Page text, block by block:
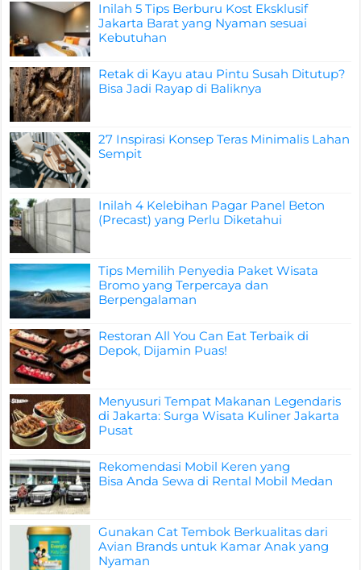
Inilah 5 Tips Berburu Kost Eksklusif
Jakarta Barat yang Nyaman sesuai
Kebutuhan
Retak di Kayu atau Pintu Susah Ditutup?
Bisa Jadi Rayap di Baliknya
27 Inspirasi Konsep Teras Minimalis Lahan
Sempit
Inilah 4 Kelebihan Pagar Panel Beton
(Precast) yang Perlu Diketahui
Tips Memilih Penyedia Paket Wisata
Bromo yang Terpercaya dan
Berpengalaman
Restoran All You Can Eat Terbaik di
Depok, Dijamin Puas!
Menyusuri Tempat Makanan Legendaris
di Jakarta: Surga Wisata Kuliner Jakarta
Pusat
Rekomendasi Mobil Keren yang
Bisa Anda Sewa di Rental Mobil Medan
Gunakan Cat Tembok Berkualitas dari
Avian Brands untuk Kamar Anak yang
Nyaman